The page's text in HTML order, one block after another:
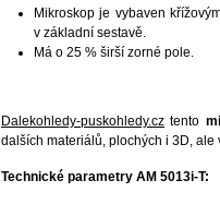
Mikroskop je vybaven
v základní sestavě.
Má o 25 % širší zorné pole.
Dalekohledy-puskohledy.cz tento
dalších materiálů, plochých i 3D, ale
Technické parametry AM 5013i-T: